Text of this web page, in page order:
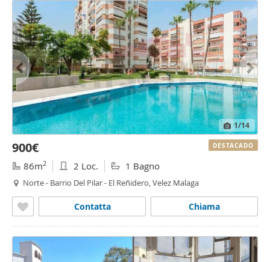
1/14
900€
86m2 2 Loc. 1 Bagno
Norte - Barrio Del Pilar - El Reñidero, Velez Malaga
Chiama
Contatta
DESTACADO